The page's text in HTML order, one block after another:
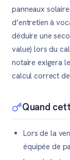
panneaux
d’entretien à
déduire une
value) lors du
notaire exigera
calcul correct de
Quand
Lors de la
équipée de